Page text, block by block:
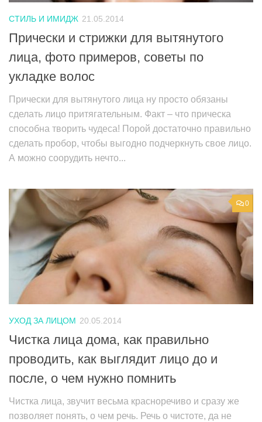
СТИЛЬ И ИМИДЖ 21.05.2014
Прически и стрижки для вытянутого
лица, фото примеров, советы по
укладке волос
Прически для вытянутого лица ну просто обязаны
сделать лицо притягательным. Факт – что прическа
способна творить чудеса! Порой достаточно правильно
сделать пробор, чтобы выгодно подчеркнуть свое лицо.
А можно соорудить нечто...
0
УХОД ЗА ЛИЦОМ 20.05.2014
Чистка лица дома, как правильно
проводить, как выглядит лицо до и
после, о чем нужно помнить
Чистка лица, звучит весьма красноречиво и сразу же
позволяет понять, о чем речь. Речь о чистоте, да не